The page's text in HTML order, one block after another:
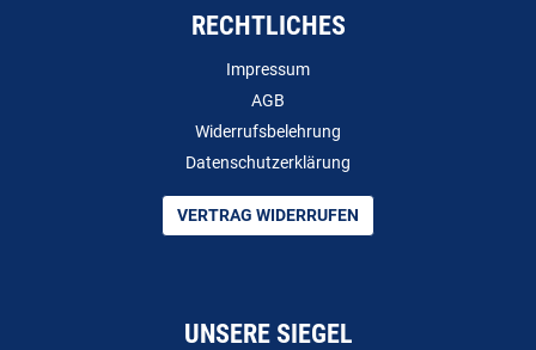
RECHTLICHES
Impressum
AGB
Widerrufsbelehrung
Datenschutzerklärung
VERTRAG WIDERRUFEN
UNSERE SIEGEL